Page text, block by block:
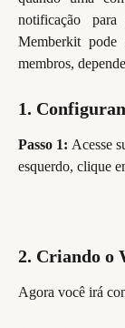
notificação
Memberkit
membros,
1.
Passo 1: Acesse
esquerdo, clique
2. Criando o
Agora você irá